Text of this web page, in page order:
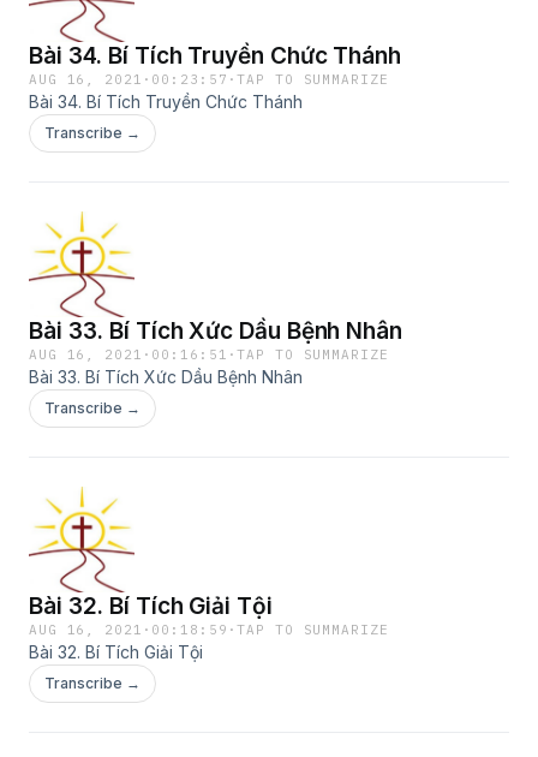
Bài 34. Bí Tích Truyền Chức Thánh
AUG 16, 2021 · 00:23:57 ·TAP TO SUMMARIZE
Bài 34. Bí Tích Truyền Chức Thánh
Transcribe →
Bài 33. Bí Tích Xức Dầu Bệnh Nhân
AUG 16, 2021 · 00:16:51 ·TAP TO SUMMARIZE
Bài 33. Bí Tích Xức Dầu Bệnh Nhân
Transcribe →
Bài 32. Bí Tích Giải Tội
AUG 16, 2021 · 00:18:59 ·TAP TO SUMMARIZE
Bài 32. Bí Tích Giải Tội
Transcribe →